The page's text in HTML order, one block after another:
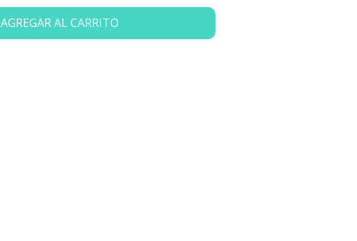
AGREGAR AL CARRITO